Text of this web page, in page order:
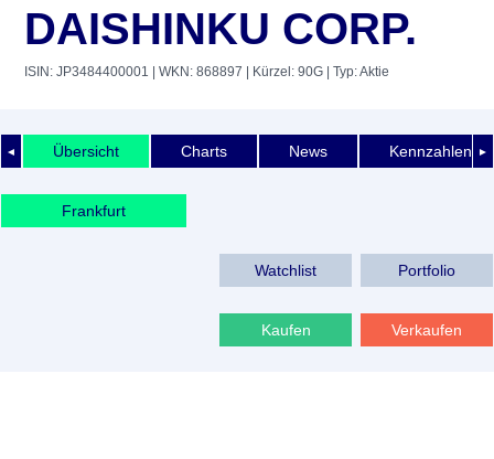
DAISHINKU CORP.
ISIN: JP3484400001 | WKN: 868897 | Kürzel: 90G | Typ: Aktie
◄ ►
Übersicht Charts News Kennzahlen
Frankfurt
Watchlist Portfolio
Kaufen Verkaufen